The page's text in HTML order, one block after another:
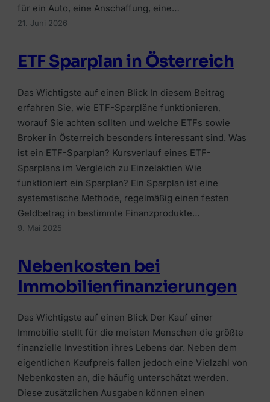
Zur Übersicht Versicherung →
Zur Übersicht Investment →
Anlegen.
Zum Ratgeber →
Zur Übersicht Ratgeber →
für ein Auto, eine Anschaffung, eine…
21. Juni 2026
ETF Sparplan in Österreich
Das Wichtigste auf einen Blick In diesem Beitrag
erfahren Sie, wie ETF-Sparpläne funktionieren,
worauf Sie achten sollten und welche ETFs sowie
Broker in Österreich besonders interessant sind. Was
ist ein ETF-Sparplan? Kursverlauf eines ETF-
Sparplans im Vergleich zu Einzelaktien Wie
funktioniert ein Sparplan? Ein Sparplan ist eine
systematische Methode, regelmäßig einen festen
Geldbetrag in bestimmte Finanzprodukte…
9. Mai 2025
Nebenkosten bei
Immobilienfinanzierungen
Das Wichtigste auf einen Blick Der Kauf einer
Immobilie stellt für die meisten Menschen die größte
finanzielle Investition ihres Lebens dar. Neben dem
eigentlichen Kaufpreis fallen jedoch eine Vielzahl von
Nebenkosten an, die häufig unterschätzt werden.
Diese zusätzlichen Ausgaben können einen